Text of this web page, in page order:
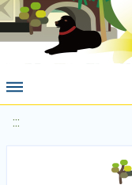
:::